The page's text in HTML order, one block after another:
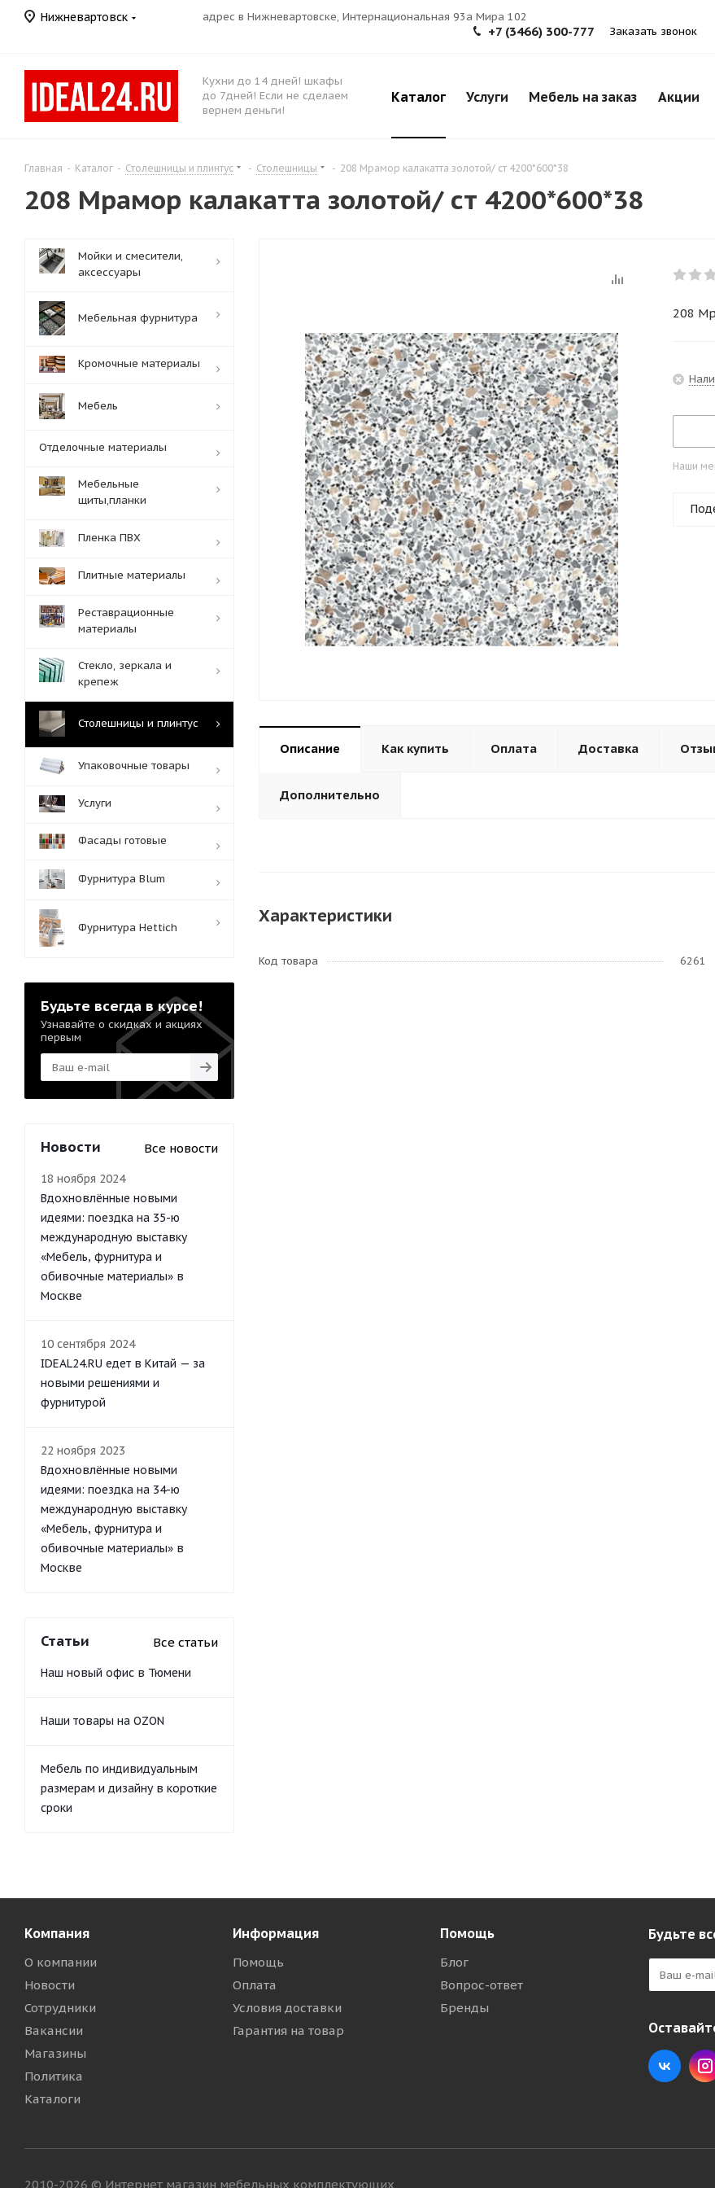
Нижневартовск адрес в Нижневартовске, Интернациональная 93а Мира 102
+7 (3466) 300-777 Заказать звонок
Кухни до 14 дней! шкафы
до 7дней! Если не сделаем
вернем деньги!
Каталог Услуги Мебель на заказ Акции
Главная - Каталог - Столешницы и плинтус - Столешницы - 208 Мрамор калакатта золотой/ ст 4200*600*38
208 Мрамор калакатта золотой/ ст 4200*600*38
208
Наши
Описание Как купить Оплата Доставка
Дополнительно
Характеристики
Код товара 6261
Мойки и смесители,
аксессуары
Мебельная фурнитура
Кромочные материалы
Мебель
Отделочные материалы
Мебельные
щиты,планки
Пленка ПВХ
Плитные материалы
Реставрационные
материалы
Стекло, зеркала и
крепеж
Столешницы и плинтус
Упаковочные товары
Услуги
Фасады готовые
Фурнитура Blum
Фурнитура Hettich
Будьте всегда в курсе!
Узнавайте о скидках и акциях
первым
Новости Все новости
18 ноября 2024
Вдохновлённые новыми
идеями: поездка на 35-ю
международную выставку
«Мебель, фурнитура и
обивочные материалы» в
Москве
10 сентября 2024
IDEAL24.RU едет в Китай — за
новыми решениями и
фурнитурой
22 ноября 2023
Вдохновлённые новыми
идеями: поездка на 34-ю
международную выставку
«Мебель, фурнитура и
обивочные материалы» в
Москве
Статьи Все статьи
Наш новый офис в Тюмени
Наши товары на OZON
Мебель по индивидуальным
размерам и дизайну в короткие
сроки
Компания
О компании
Новости
Сотрудники
Вакансии
Магазины
Политика
Каталоги
Информация
Помощь
Оплата
Условия доставки
Гарантия на товар
Помощь
Блог
Вопрос-ответ
Бренды
Будьте
2010-2026 © Интернет магазин мебельных комплектующих